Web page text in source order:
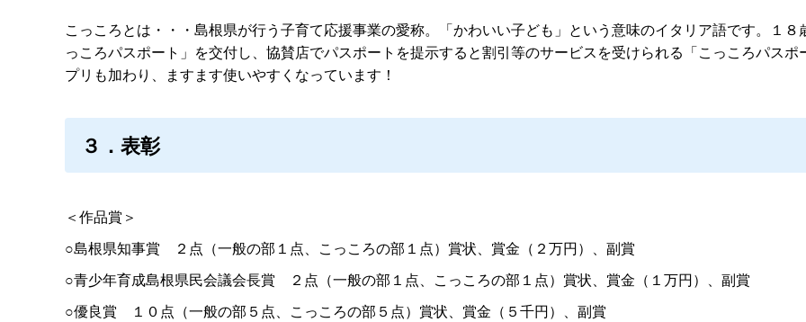
こっころとは・・・島根県が行う子育て応援事業の愛称。「かわいい子ども」という意味のイタリア語です。１
っころパスポート」を交付し、協賛店でパスポートを提示すると割引等のサービスを受けられる「こっころパス
プリも加わり、ますます使いやすくなっています！
３．表彰
＜作品賞＞
○島根県知事賞
２点（一般の部１点、こっころの部１点）賞状、賞金（２万円）、副賞
○青少年育成島根県民会議会長賞
２点（一般の部１点、こっころの部１点）賞状、賞金（１万円）、副賞
○優良賞
１０点（一般の部５点、こっころの部５点）賞状、賞金（５千円）、副賞